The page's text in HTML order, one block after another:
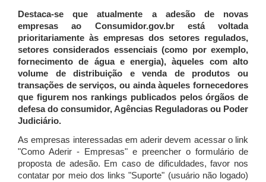
Destaca-se que atualmente a adesão de novas
empresas ao Consumidor.gov.br está voltada
prioritariamente às empresas dos setores regulados,
setores considerados essenciais (como por exemplo,
fornecimento de água e energia), àqueles com alto
volume de distribuição e venda de produtos ou
transações de serviços, ou ainda àqueles fornecedores
que figurem nos rankings publicados pelos órgãos de
defesa do consumidor, Agências Reguladoras ou Poder
Judiciário.
As empresas interessadas em aderir devem acessar o link
"Como Aderir - Empresas" e preencher o formulário de
proposta de adesão. Em caso de dificuldades, favor nos
contatar por meio dos links "Suporte" (usuário não logado)